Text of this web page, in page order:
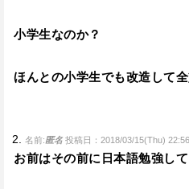
小学生なのか？
ほんとの小学生でも改造して
2. 名前:匿名 投稿日：2018/03/15(Thu)
お前はその前に日本語勉強し